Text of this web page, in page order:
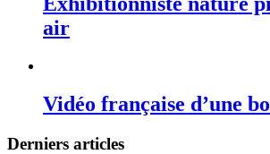
air
Vidéo française d’une
Derniers articles